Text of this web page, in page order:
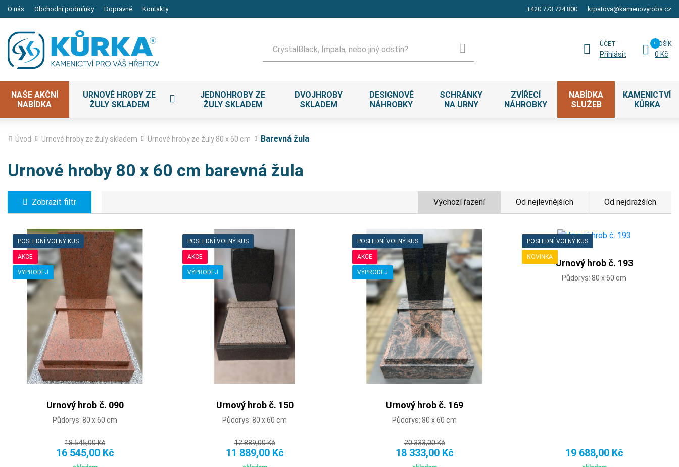
O nás Obchodní podmínky Dopravné Kontakty +420 773 724 800 krpatova@kamenovyroba.cz
ÚČET
Přihlásit
KOŠÍK
0 Kč
NAŠE AKČNÍ
NABÍDKA
URNOVÉ HROBY ZE
ŽULY SKLADEM
JEDNOHROBY ZE
ŽULY SKLADEM
DVOJHROBY
SKLADEM
DESIGNOVÉ
NÁHROBKY
SCHRÁNKY
NA URNY
ZVÍŘECÍ
NÁHROBKY
NABÍDKA
SLUŽEB
KAMENICTVÍ
KŮRKA
Úvod Urnové hroby ze žuly skladem Urnové hroby ze žuly 80 x 60 cm Barevná žula
Urnové hroby 80 x 60 cm barevná žula
Zobrazit filtr Výchozí řazení Od nejlevnějších Od nejdražších
POSLEDNÍ VOLNÝ KUS
AKCE
VÝPRODEJ
Urnový hrob č. 090
Půdorys: 80 x 60 cm
18 545,00 Kč
16 545,00 Kč
POSLEDNÍ VOLNÝ KUS
AKCE
VÝPRODEJ
Urnový hrob č. 150
Půdorys: 80 x 60 cm
12 889,00 Kč
11 889,00 Kč
POSLEDNÍ VOLNÝ KUS
AKCE
VÝPRODEJ
Urnový hrob č. 169
Půdorys: 80 x 60 cm
20 333,00 Kč
18 333,00 Kč
POSLEDNÍ VOLNÝ KUS
NOVINKA
Urnový hrob č. 193
Půdorys: 80 x 60 cm
19 688,00 Kč